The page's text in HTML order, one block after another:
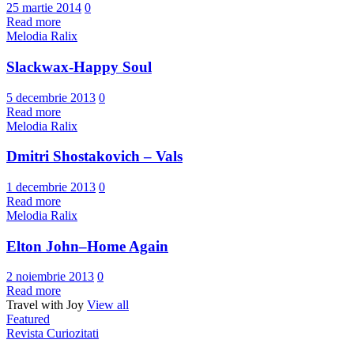
25 martie 2014 0
Read more
Melodia Ralix
Slackwax-Happy Soul
5 decembrie 2013 0
Read more
Melodia Ralix
Dmitri Shostakovich – Vals
1 decembrie 2013 0
Read more
Melodia Ralix
Elton John–Home Again
2 noiembrie 2013 0
Read more
Travel with Joy View all
Featured
Revista Curiozitati